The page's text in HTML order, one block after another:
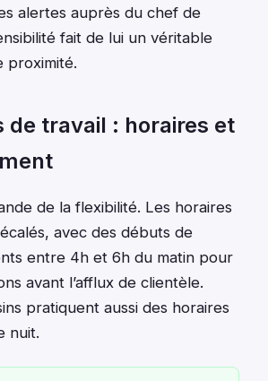
alertes auprès du chef de
fait de lui un véritable
proximité.
de travail : horaires et
de la flexibilité. Les horaires
avec des débuts de
entre 4h et 6h du matin pour
avant l’afflux de clientèle.
pratiquent aussi des horaires
nuit.